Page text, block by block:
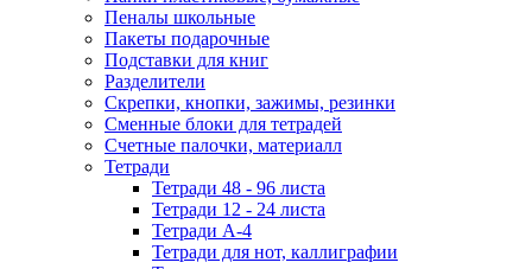
Пеналы школьные
Пакеты подарочные
Подставки для книг
Разделители
Скрепки, кнопки, зажимы, резинки
Сменные блоки для тетрадей
Счетные палочки, материалл
Тетради
Тетради 48 - 96 листа
Тетради 12 - 24 листа
Тетради А-4
Тетради для нот, каллиграфии